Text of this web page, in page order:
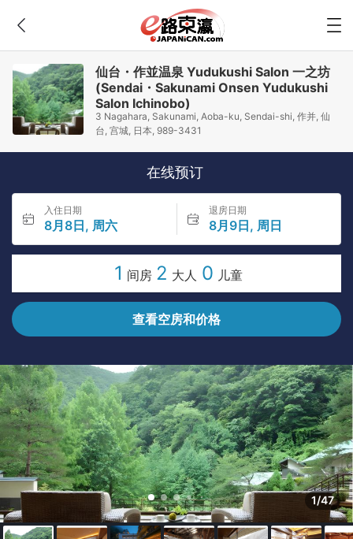
仙台・作並温泉 Yudukushi Salon 一之坊
(Sendai・Sakunami Onsen Yudukushi
Salon Ichinobo)
3 Nagahara, Sakunami, Aoba-ku, Sendai-shi, 作并, 仙
台, 宫城, 日本, 989-3431
在线预订
入住日期
8月8日, 周六
退房日期
8月9日, 周日
1 间房 2 大人 0 儿童
查看空房和价格
1/47